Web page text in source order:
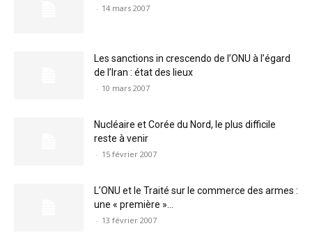
- 14 mars 2007
Les sanctions in crescendo de l’ONU à l’égard
de l’Iran : état des lieux
- 10 mars 2007
Nucléaire et Corée du Nord, le plus difficile
reste à venir
- 15 février 2007
L’ONU et le Traité sur le commerce des armes :
une « première »...
- 13 février 2007